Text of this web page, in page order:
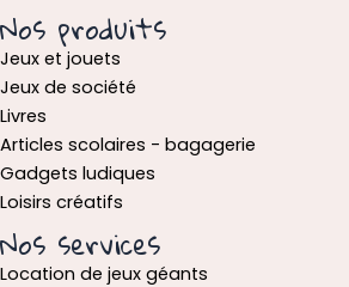
Nos produits
Jeux et jouets
Jeux de société
Livres
Articles scolaires - bagagerie
Gadgets ludiques
Loisirs créatifs
Nos services
Location de jeux géants